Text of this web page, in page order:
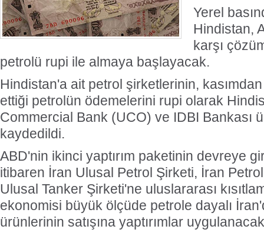
Yerel
Hindistan,
karşı
petrolü rupi ile almaya başlayacak.
Hindistan'a ait petrol şirketlerinin,
ettiği petrolün ödemelerini rupi olarak
Commercial Bank (UCO) ve IDBI Bankası
kaydedildi.
ABD'nin ikinci yaptırım paketinin devreye
itibaren İran Ulusal Petrol Şirketi, İran
Ulusal Tanker Şirketi'ne uluslararası
ekonomisi büyük ölçüde petrole dayalı
ürünlerinin satışına yaptırımlar